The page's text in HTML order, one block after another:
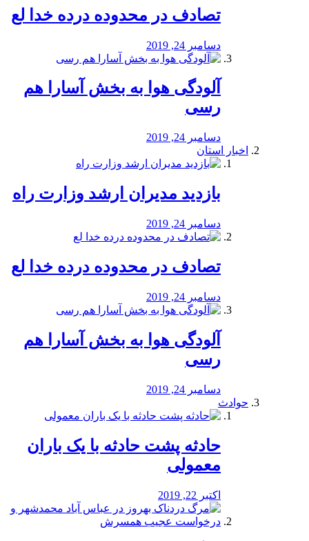
تصادف در محدوده درده خدا لع
دسامبر 24, 2019
آلودگی هوا به بخش آسارا هم
رسی
دسامبر 24, 2019
اخبار استان
بازدید مدیران ارشد وزارت راه
دسامبر 24, 2019
تصادف در محدوده درده خدا لع
دسامبر 24, 2019
آلودگی هوا به بخش آسارا هم
رسی
دسامبر 24, 2019
حوادث
️حادثه پشت حادثه با یک باران
معمولی
اکتبر 22, 2019